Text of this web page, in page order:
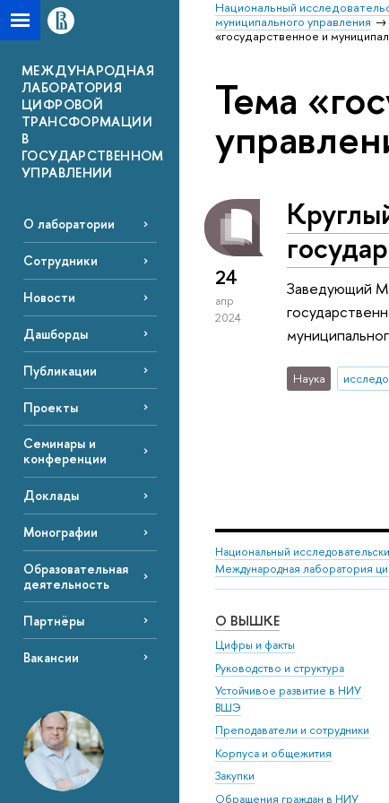
Национальный
муниципального управления
«государственное и
МЕЖДУНАРОДНАЯ
ЛАБОРАТОРИЯ
ЦИФРОВОЙ
ТРАНСФОРМАЦИИ
В
ГОСУДАРСТВЕННОМ
УПРАВЛЕНИИ
О лаборатории
Сотрудники
Новости
Дашборды
Публикации
Проекты
Семинары и
конференции
Доклады
Монографии
Образовательная
деятельность
Партнёры
Вакансии
Тема
24
апр
2024
Заведующий
Наука
Национальный
Международная лаборатория
О ВЫШКЕ
Цифры и факты
Руководство и структура
Устойчивое развитие в НИУ
ВШЭ
Преподаватели и сотрудники
Корпуса и общежития
Закупки
Обращения граждан в НИУ